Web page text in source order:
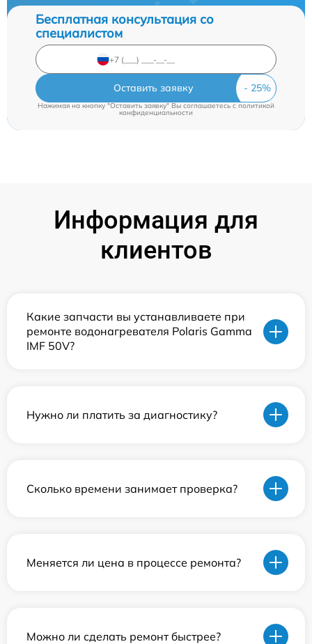
Бесплатная консультация со
специалистом
Оставить заявку
Нажимая на кнопку "Оставить заявку" Вы соглашаетесь cполитикой
конфиденциальности
Информация для
клиентов
Какие запчасти вы устанавливаете при
ремонте водонагревателя Polaris Gamma
IMF 50V?
Нужно ли платить за диагностику?
Сколько времени занимает проверка?
Меняется ли цена в процессе ремонта?
Можно ли сделать ремонт быстрее?